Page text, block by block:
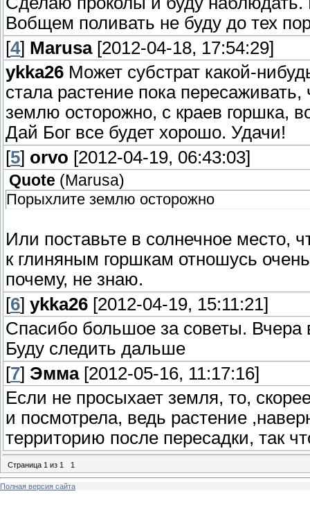
Вобщем поливать не буду до тех
[4] Marusa[2012-04-18, 17:54:29]
ykka26 Может субстрат какой-
стала растение пока
землю осторожно, с краев горшка,
Дай Бог все будет хорошо. Удачи!
[5] orvo [2012-04-19, 06:43:03]
Quote (Marusa)
Порыхлите землю осторожно
Или поставьте в солнечное место,
к глиняным горшкам отношусь
почему, не знаю.
[6] ykka26 [2012-04-19, 15:11:21]
Спасибо большое за советы. Вчера
Буду следить дальше
[7] Эмма[2012-05-16, 11:17:16]
Если не просыхает земля, то,
и посмотрела, ведь растение
территорию после пересадки, так
Страница 1 из 1 1
Полная версия сайта